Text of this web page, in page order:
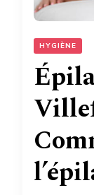
HYGIÈNE